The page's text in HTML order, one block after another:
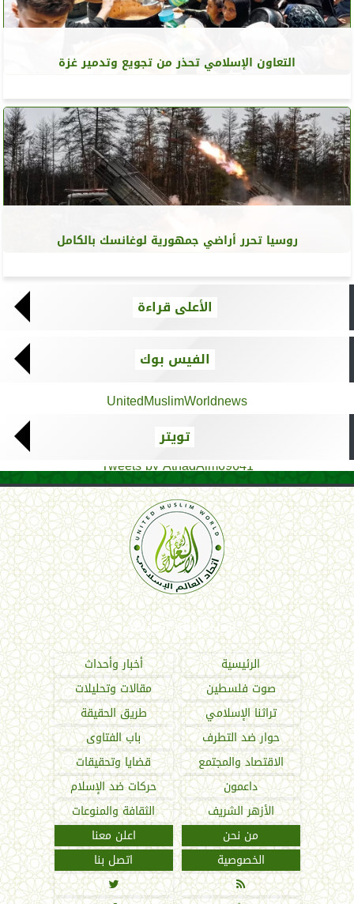
التعاون الإسلامي تحذر من تجويع وتدمير غزة
روسيا تحرر أراضي جمهورية لوغانسك بالكامل
الأعلى قراءة
الفيس بوك
UnitedMuslimWorldnews
تويتر
Tweets by AthadAlm69641
اتحاد العالم الإسلامي
الرئيسية
أخبار وأحداث
صوت فلسطين
مقالات وتحليلات
تراثنا الإسلامي
طريق الحقيقة
حوار ضد التطرف
باب الفتاوى
الاقتصاد والمجتمع
قضايا وتحقيقات
داعمون
حركات ضد الإسلام
الأزهر الشريف
الثقافة والمنوعات
من نحن
اعلن معنا
الخصوصية
اتصل بنا

